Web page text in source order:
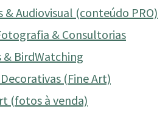
& Audiovisual (conteúdo PRO)
& Consultorias
& BirdWatching
(Fine Art)
(fotos à venda)
Macro/Natureza